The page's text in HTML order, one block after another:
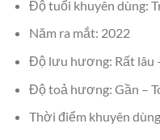
Độ tuổi khuyên dùng:
Năm ra mắt: 2022
Độ lưu hương: Rất lâu
Độ toả hương: Gần –
Thời điểm khuyên